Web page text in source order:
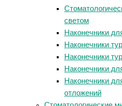
светом
Наконечники
Наконечники
Наконечники
Наконечники
Наконечники
отложений